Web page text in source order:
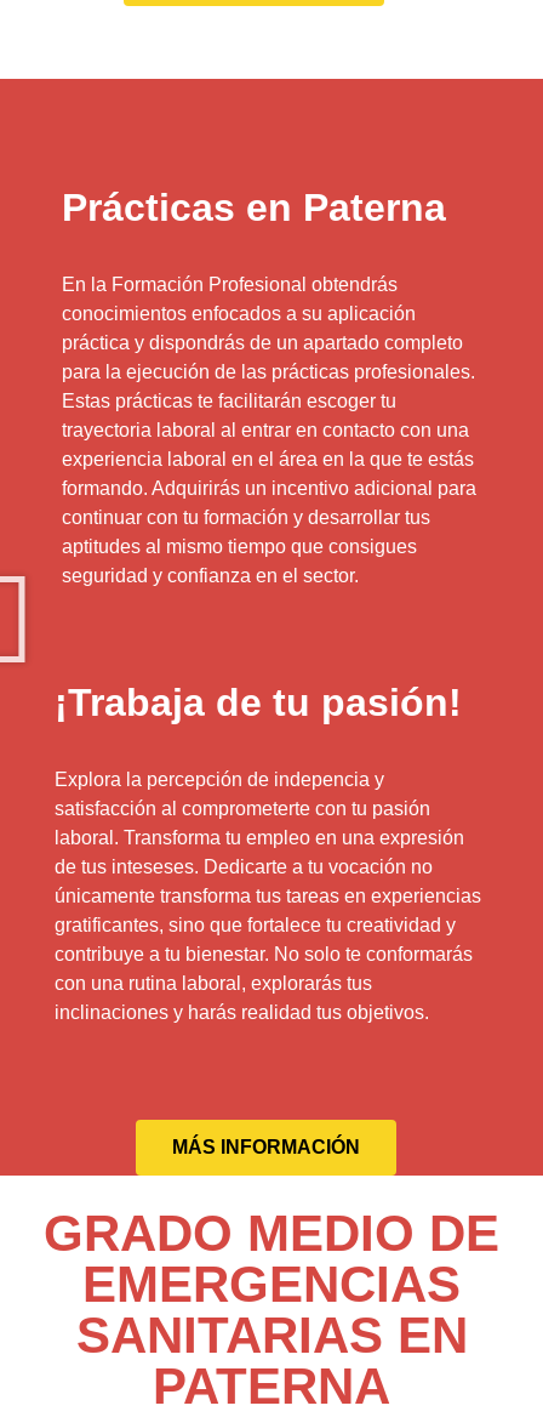
Prácticas en Paterna
En la Formación Profesional obtendrás
conocimientos enfocados a su aplicación
práctica y dispondrás de un apartado completo
para la ejecución de las prácticas profesionales.
Estas prácticas te facilitarán escoger tu
trayectoria laboral al entrar en contacto con una
experiencia laboral en el área en la que te estás
formando. Adquirirás un incentivo adicional para
continuar con tu formación y desarrollar tus
aptitudes al mismo tiempo que consigues
seguridad y confianza en el sector.
¡Trabaja de tu pasión!
Explora la percepción de indepencia y
satisfacción al comprometerte con tu pasión
laboral. Transforma tu empleo en una expresión
de tus inteseses. Dedicarte a tu vocación no
únicamente transforma tus tareas en experiencias
gratificantes, sino que fortalece tu creatividad y
contribuye a tu bienestar. No solo te conformarás
con una rutina laboral, explorarás tus
inclinaciones y harás realidad tus objetivos.
MÁS INFORMACIÓN
GRADO MEDIO DE
EMERGENCIAS
SANITARIAS EN
PATERNA